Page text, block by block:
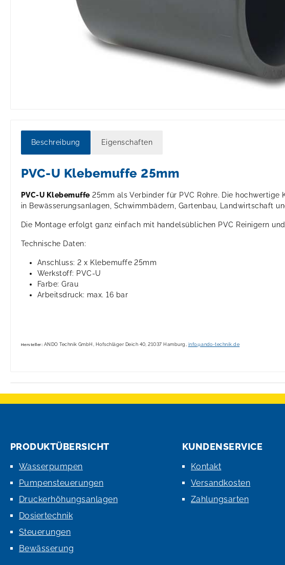
Beschreibung Eigenschaften
PVC-U Klebemuffe 25mm
PVC-U Klebemuffe25mm als Verbinder für PVC Rohre. Die
in Bewässerungsanlagen, Schwimmbädern, Gartenbau, Landwirtschaft
Die Montage erfolgt ganz einfach mit handelsüblichen PVC Reinigern
Technische Daten:
Anschluss: 2 x Klebemuffe 25mm
Werkstoff: PVC-U
Farbe: Grau
Arbeitsdruck: max. 16 bar
Hersteller: ANDO Technik GmbH, Hofschläger Deich 40, 21037 Hamburg, info@ando-technik.de
PRODUKTÜBERSICHT
Wasserpumpen
Pumpensteuerungen
Druckerhöhungsanlagen
Dosiertechnik
Steuerungen
Bewässerung
KUNDENSERVICE
Kontakt
Versandkosten
Zahlungsarten